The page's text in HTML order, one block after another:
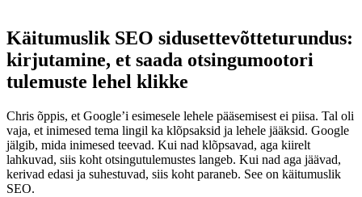
Käitumuslik SEO sidusettevõtteturundus:
kirjutamine, et saada otsingumootori
tulemuste lehel klikke
Chris õppis, et Google’i esimesele lehele pääsemisest ei piisa. Tal oli
vaja, et inimesed tema lingil ka klõpsaksid ja lehele jääksid. Google
jälgib, mida inimesed teevad. Kui nad klõpsavad, aga kiirelt
lahkuvad, siis koht otsingutulemustes langeb. Kui nad aga jäävad,
kerivad edasi ja suhestuvad, siis koht paraneb. See on käitumuslik
SEO.